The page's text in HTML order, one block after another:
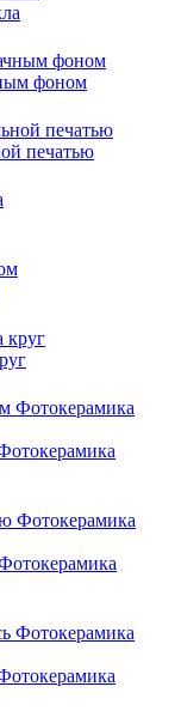
фоном
печатью